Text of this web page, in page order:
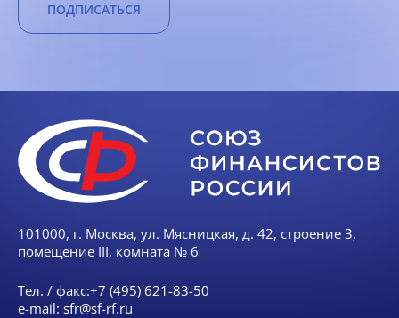
ПОДПИСАТЬСЯ
101000, г. Москва, ул. Мясницкая, д. 42, строение 3,
помещение III, комната № 6
Тел. / факс:+7 (495) 621-83-50
e-mail: sfr@sf-rf.ru